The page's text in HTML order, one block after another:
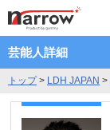
芸能人詳細
トップ> LDH JAPAN >